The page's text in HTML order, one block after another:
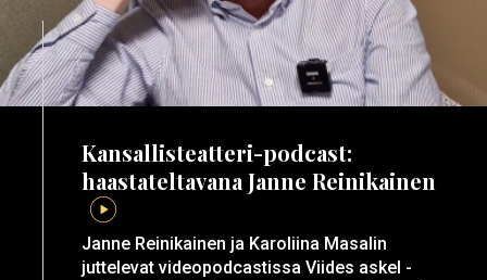
Kansallisteatteri-podcast:
haastateltavana Janne Reinikainen
Janne Reinikainen ja Karoliina Masalin
juttelevat videopodcastissa Viides askel -